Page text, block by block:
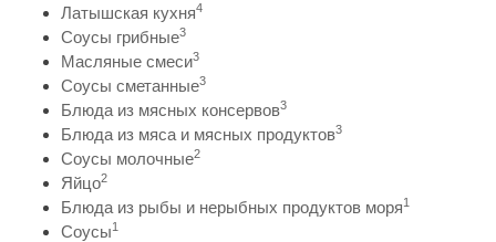
Латышская кухня4
Соусы грибные3
Масляные смеси3
Соусы сметанные3
Блюда из мясных консервов3
Блюда из мяса и мясных продуктов3
Соусы молочные2
Яйцо2
Блюда из рыбы и нерыбных продуктов моря1
Соусы1